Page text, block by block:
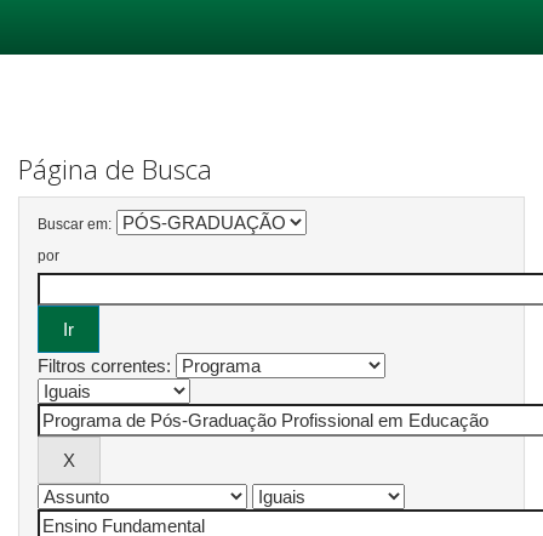
Página de Busca
Buscar em:
por
Filtros correntes: